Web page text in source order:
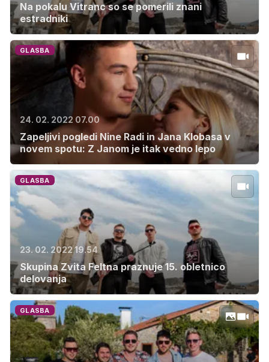
Na pokalu Vitranc so se pomerili znani
estradniki
GLASBA
24. 02. 2022 07.00
Zapeljivi pogledi Nine Radi in Jana Klobasa v
novem spotu: Z Janom je itak vedno lepo
GLASBA
23. 02. 2022 19.54
Skupina Zvita Feltna praznuje 15. obletnico
delovanja
GLASBA